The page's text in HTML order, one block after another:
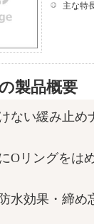
主な特
製品概要
ない緩み止め
Oリングをは
水効果・締め